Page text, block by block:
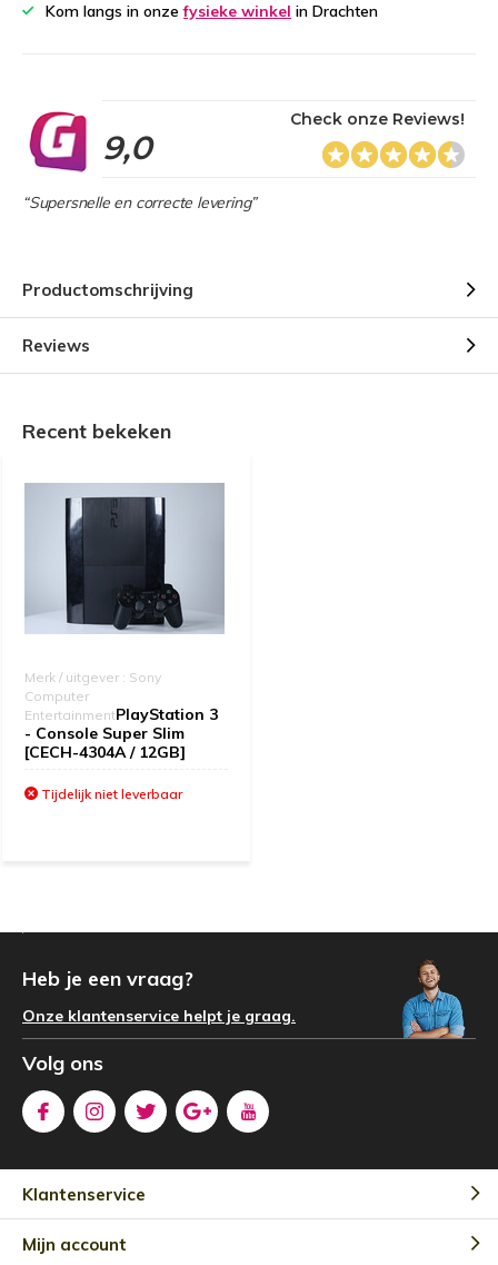
Kom langs in onzefysieke winkel in Drachten
9,0
Check onze Reviews!
“Supersnelle en correcte levering”
Productomschrijving
Reviews
Recent bekeken
Merk / uitgever : Sony
Computer
EntertainmentPlayStation 3
- Console Super Slim
[CECH-4304A / 12GB]
Tijdelijk niet leverbaar
Heb je een vraag?
Onze klantenservice helpt je graag.
Volg ons
Klantenservice
Mijn account